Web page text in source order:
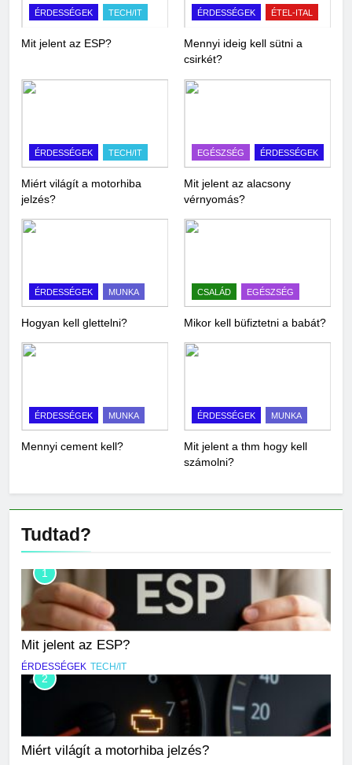
ÉRDESSÉGEK TECH/IT
Mit jelent az ESP?
ÉRDESSÉGEK ÉTEL-ITAL
Mennyi ideig kell sütni a
csirkét?
ÉRDESSÉGEK TECH/IT
Miért világít a motorhiba
jelzés?
EGÉSZSÉG ÉRDESSÉGEK
Mit jelent az alacsony
vérnyomás?
ÉRDESSÉGEK MUNKA
Hogyan kell glettelni?
CSALÁD EGÉSZSÉG
Mikor kell büfiztetni a babát?
ÉRDESSÉGEK MUNKA
Mennyi cement kell?
ÉRDESSÉGEK MUNKA
Mit jelent a thm hogy kell
számolni?
Tudtad?
1
Mit jelent az ESP?
ÉRDESSÉGEK TECH/IT
2
Miért világít a motorhiba jelzés?